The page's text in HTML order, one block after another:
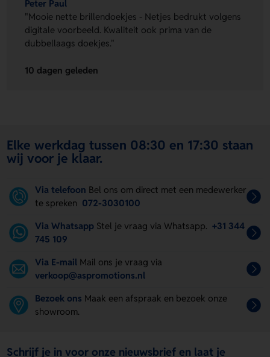
Peter Paul
"Mooie nette brillendoekjes - Netjes bedrukt volgens
digitale voorbeeld. Kwaliteit ook prima van de
dubbellaags doekjes."
10 dagen geleden
Elke werkdag tussen 08:30 en 17:30 staan
wij voor je klaar.
Via telefoon Bel ons om direct met een medewerker
te spreken 072-3030100
Via Whatsapp Stel je vraag via Whatsapp. +31 344
745 109
Via E-mail Mail ons je vraag via
verkoop@aspromotions.nl
Bezoek ons Maak een afspraak en bezoek onze
showroom.
Schrijf je in voor onze nieuwsbrief en laat je